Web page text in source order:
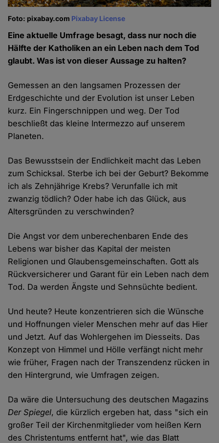
Foto: pixabay.com Pixabay License
Eine aktuelle Umfrage besagt, dass nur noch die
Hälfte der Katholiken an ein Leben nach dem Tod
glaubt. Was ist von dieser Aussage zu halten?
Gemessen an den langsamen Prozessen der
Erdgeschichte und der Evolution ist unser Leben
kurz. Ein Fingerschnippen und weg. Der Tod
beschließt das kleine Intermezzo auf unserem
Planeten.
Das Bewusstsein der Endlichkeit macht das Leben
zum Schicksal. Sterbe ich bei der Geburt? Bekomme
ich als Zehnjährige Krebs? Verunfalle ich mit
zwanzig tödlich? Oder habe ich das Glück, aus
Altersgründen zu verschwinden?
Die Angst vor dem unberechenbaren Ende des
Lebens war bisher das Kapital der meisten
Religionen und Glaubensgemeinschaften. Gott als
Rückversicherer und Garant für ein Leben nach dem
Tod. Da werden Ängste und Sehnsüchte bedient.
Und heute? Heute konzentrieren sich die Wünsche
und Hoffnungen vieler Menschen mehr auf das Hier
und Jetzt. Auf das Wohlergehen im Diesseits. Das
Konzept von Himmel und Hölle verfängt nicht mehr
wie früher, Fragen nach der Transzendenz rücken in
den Hintergrund, wie Umfragen zeigen.
Da wäre die Untersuchung des deutschen Magazins
Der Spiegel, die kürzlich ergeben hat, dass "sich ein
großer Teil der Kirchenmitglieder vom heißen Kern
des Christentums entfernt hat", wie das Blatt